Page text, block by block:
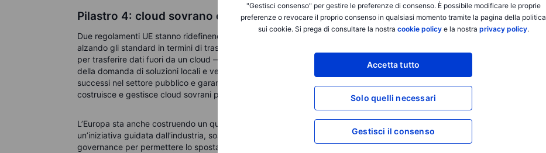
"Gestisci consenso" per gestire le preferenze di consenso. È possibile modificare le proprie
preferenze o revocare il proprio consenso in qualsiasi momento tramite la pagina della politica
sui cookie. Si prega di consultare la nostra cookie policye la nostra privacy policy.
Accetta tutto
Solo quelli necessari
Gestisci il consenso
Pilastro 4: cloud sovrano e dati locali
Due regolamenti UE stanno ridefinendo i budget. L’AI Act dell’UE sarà introdotto gradualmente entro il 2025,
alzando gli standard in termini di trasparenza e sicurezza. Il Data Act UE riduce l’attrito di “egress” — il costo
per trasferire dati fuori da un cloud — facilitando così il cambio di fornitore. L’effetto netto è un aumento
della domanda di soluzioni locali e verificabili. OVH propone cloud sovrano nativamente europeo con
successi nel settore pubblico e garanzie sulla residenza dei dati. Deutsche Telekom, tramite T-Systems,
costruisce e gestisce cloud sovrani per ministeri e settori regolamentati.
L’Europa sta anche costruendo un quadro normativo comune per la condivisione dei dati nel cloud. Gaia-X è
un’iniziativa guidata dall’industria, sostenuta dai governi dell’UE, che definisce standard tecnici e di
governance per permettere lo spostamento dei dati tra fornitori senza lock-in, mantenendo al contempo i